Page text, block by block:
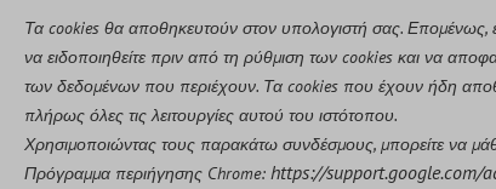
Τα cookies θα αποθηκευτούν στον υπολογιστή σας. Επομένως,
να ειδοποιηθείτε πριν από τη ρύθμιση των cookies και να
των δεδομένων που περιέχουν. Τα cookies που έχουν ήδη
πλήρως όλες τις λειτουργίες αυτού του ιστότοπου.
Χρησιμοποιώντας τους παρακάτω συνδέσμους, μπορείτε να
Πρόγραμμα περιήγησης Chrome: https://support.google.com/